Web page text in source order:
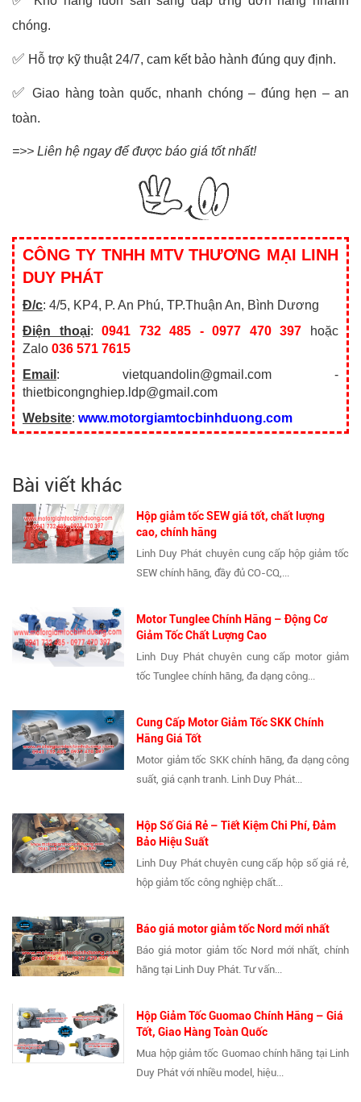
chóng.
✅ Hỗ trợ kỹ thuật 24/7, cam kết bảo hành đúng quy định.
✅ Giao hàng toàn quốc, nhanh chóng – đúng hẹn – an
toàn.
=>> Liên hệ ngay để được báo giá tốt nhất!
CÔNG TY TNHH MTV THƯƠNG MẠI LINH
DUY PHÁT
Đ/c: 4/5, KP4, P. An Phú, TP.Thuận An, Bình Dương
Điện thoại:0941 732 485 - 0977 470 397 hoặc
Zalo 036 571 7615
Email : vietquandolin@gmail.com -
thietbicongnghiep.ldp@gmail.com
Website: www.motorgiamtocbinhduong.com
Bài viết khác
Hộp giảm tốc SEW giá tốt, chất lượng
cao, chính hãng
Linh Duy Phát chuyên cung cấp hộp giảm tốc
SEW chính hãng, đầy đủ CO-CQ,...
Motor Tunglee Chính Hãng – Động Cơ
Giảm Tốc Chất Lượng Cao
Linh Duy Phát chuyên cung cấp motor giảm
tốc Tunglee chính hãng, đa dạng công...
Cung Cấp Motor Giảm Tốc SKK Chính
Hãng Giá Tốt
Motor giảm tốc SKK chính hãng, đa dạng công
suất, giá cạnh tranh. Linh Duy Phát...
Hộp Số Giá Rẻ – Tiết Kiệm Chi Phí, Đảm
Bảo Hiệu Suất
Linh Duy Phát chuyên cung cấp hộp số giá rẻ,
hộp giảm tốc công nghiệp chất...
Báo giá motor giảm tốc Nord mới nhất
Báo giá motor giảm tốc Nord mới nhất, chính
hãng tại Linh Duy Phát. Tư vấn...
Hộp Giảm Tốc Guomao Chính Hãng – Giá
Tốt, Giao Hàng Toàn Quốc
Mua hộp giảm tốc Guomao chính hãng tại Linh
Duy Phát với nhiều model, hiệu...